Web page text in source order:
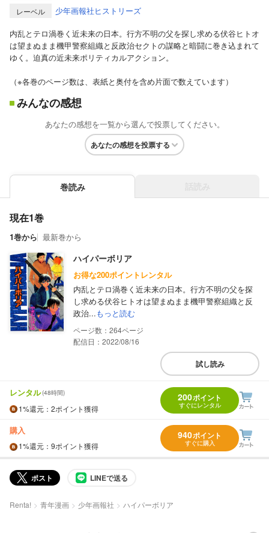
レーベル
少年画報社ヒストリーズ
内乱とテロ渦巻く近未来の日本。行方不明の父を探し求める伏谷ヒトオ
は望まぬまま機甲警察組織と反政治セクトの謀略と暗闘に巻き込まれて
ゆく。迫真の近未来ポリティカルアクション。
（※各巻のページ数は、表紙と奥付を含め片面で数えています）
みんなの感想
あなたの感想を一覧から選んで投票してください。
あなたの感想を投票する
巻読み
現在1巻
1巻から 最新巻から
ハイパーボリア
お得な200ポイントレンタル
内乱とテロ渦巻く近未来の日本。行方不明の父を探
し求める伏谷ヒトオは望まぬまま機甲警察組織と反
政治...もっと読む
264
配信日：2022/08/16
試し読み
レンタル(48時間)
1%還元 ：2ポイント獲得
200ポイント
すぐにレンタル
購入
1%還元 ：9ポイント獲得
940ポイント
すぐに購入
ポスト LINEで送る
Renta! 青年漫画 少年画報社 ハイパーボリア